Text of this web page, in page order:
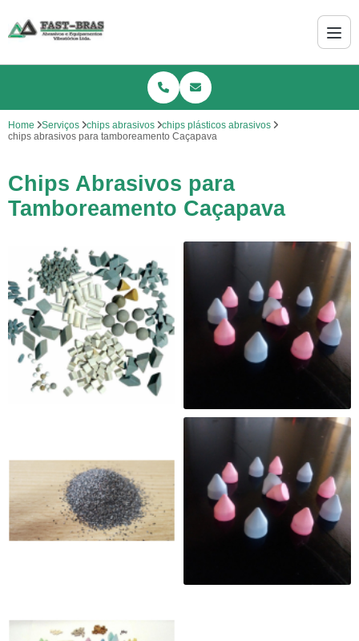
Home Serviços chips abrasivos
chips plásticos abrasivos
chips abrasivos para tamboreamento Caçapava
Chips Abrasivos para
Tamboreamento Caçapava